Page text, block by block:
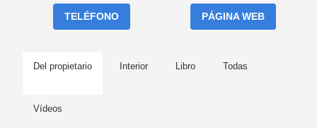
TELÉFONO PÁGINA WEB
Del propietario Interior Libro Todas
Vídeos